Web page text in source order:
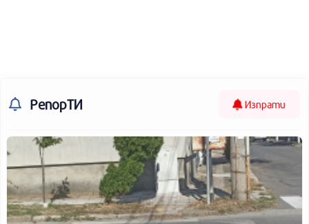
РепорТИ Изпрати